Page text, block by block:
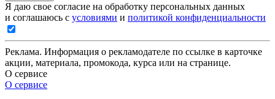
Я даю свое согласие на обработку персональных данных
и соглашаюсь с условиями и политикой конфиденциальности
Реклама. Информация о рекламодателе по ссылке в карточке
акции, материала, промокода, курса или на странице.
О сервисе
О сервисе